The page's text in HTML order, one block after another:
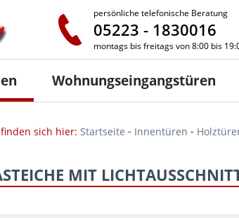
persönliche telefonische Beratung
05223 - 1830016
montags bis freitags von 8:00 bis
Wohnungseingangstüren
sich hier: Startseite Innentüren
MIT